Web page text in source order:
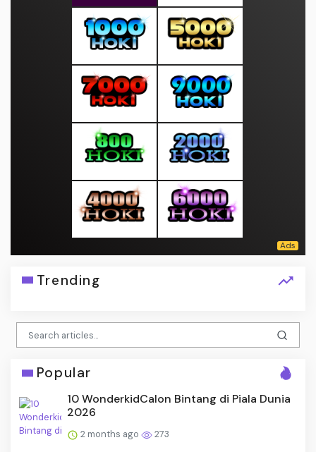
Trending
Popular
10 WonderkidCalon Bintang di Piala Dunia
2026
2 months ago 273